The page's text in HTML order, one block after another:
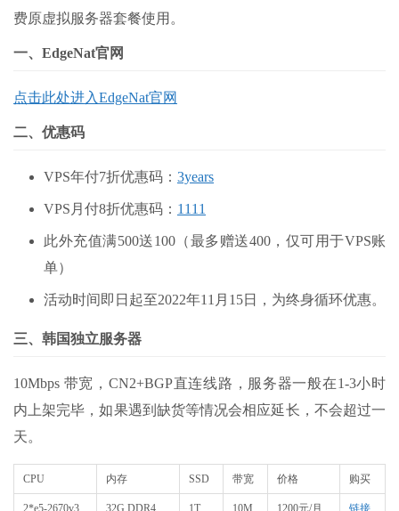
费原虚拟服务器套餐使用。
一、EdgeNat官网
点击此处进入EdgeNat官网
二、优惠码
VPS年付7折优惠码： 3years
VPS月付8折优惠码： 1111
此外充值满500送100（最多赠送400，仅可用于VPS账
单）
活动时间即日起至2022年11月15日，为终身循环优惠。
三、韩国独立服务器
10Mbps 带宽，CN2+BGP直连线路，服务器一般在1-3小时
内上架完毕，如果遇到缺货等情况会相应延长，不会超过一
天。
CPU 内存 SSD 带宽 价格 购买
2*e5-2670v3 32G DDR4 1T 10M 1200元/月 链接